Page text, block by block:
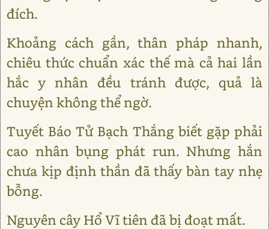
đích.
Khoảng cách gần, thân pháp nhanh,
chiêu thức chuẩn xác thế mà cả hai lần
hắc y nhân đều tránh được, quả là
chuyện không thể ngờ.
Tuyết Báo Tử Bạch Thắng biết gặp phải
cao nhân bụng phát run. Nhưng hắn
chưa kịp định thần đã thấy bàn tay nhẹ
bỗng.
Nguyên cây Hổ Vĩ tiên đã bị đoạt mất.